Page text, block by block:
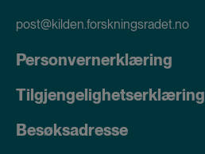
post@kilden.forskningsradet.no
Personvernerklæring
Tilgjengelighetserklæring
Besøksadresse